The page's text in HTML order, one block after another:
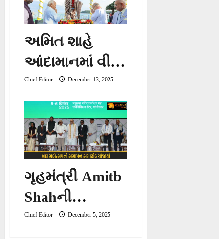
બોમ્બથી
ઉડાવાની ધમકી
અમિત શાહે
આંદામાનમાં વીર
સાવરકરની
પ્રતિમાનું
અનાવરણ કર્યું
Chief Editor December 13, 2025
ગૃહમંત્રી Amitb
Shahની
અધ્યક્ષતામાં ખેલ
Chief Editor December 5, 2025